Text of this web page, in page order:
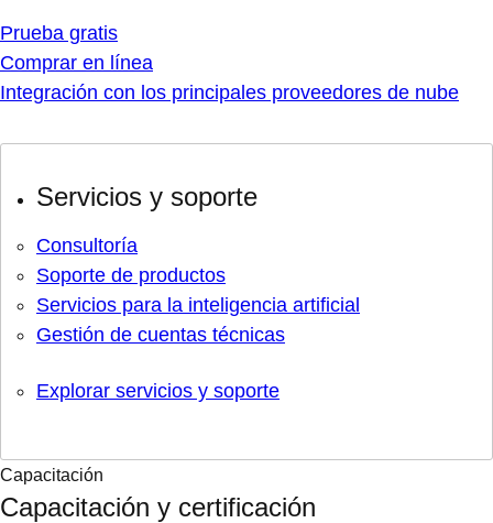
Prueba gratis
Comprar en línea
Integración con los principales proveedores de nube
Servicios y soporte
Consultoría
Soporte de productos
Servicios para la inteligencia artificial
Gestión de cuentas técnicas
Explorar servicios y soporte
Capacitación
Capacitación y certificación